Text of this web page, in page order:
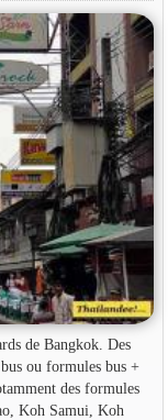
de Bangkok. Des
ou formules bus +
des formules
Koh Samui, Koh